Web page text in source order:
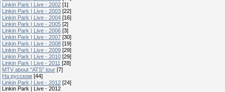
Linkin Park | Live - 2002 [1]
Linkin Park | Live - 2003 [22]
Linkin Park | Live - 2004 [16]
Linkin Park | Live - 2005 [2]
Linkin Park | Live - 2006 [3]
Linkin Park | Live - 2007 [30]
Linkin Park | Live - 2008 [19]
Linkin Park | Live - 2009 [29]
Linkin Park | Live - 2010 [29]
Linkin Park | Live - 2011 [28]
MTV about "ATS" tour [7]
На русском [44]
Linkin Park | Live - 2012 [24]
Linkin Park | Live - 2012